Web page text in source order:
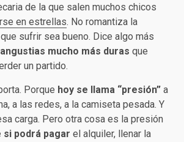
de la que salen muchos chicos
en estrellas. No romantiza la
sufrir sea bueno. Dice algo más
angustias mucho más duras que
un partido.
Porque hoy se llama “presión” a
a las redes, a la camiseta pesada. Y
carga. Pero otra cosa es la presión
si podrá pagar el alquiler, llenar la